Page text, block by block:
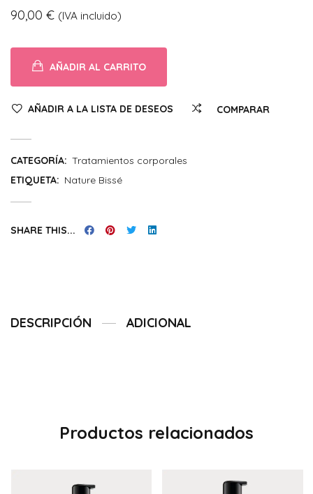
90,00 € (IVA incluido)
AÑADIR AL CARRITO
AÑADIR A LA LISTA DE DESEOS COMPARAR
CATEGORÍA: Tratamientos corporales
ETIQUETA: Nature Bissé
SHARE THIS...
DESCRIPCIÓN ADICIONAL
Productos relacionados